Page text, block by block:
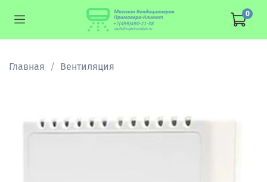
0
Главная Вентиляция